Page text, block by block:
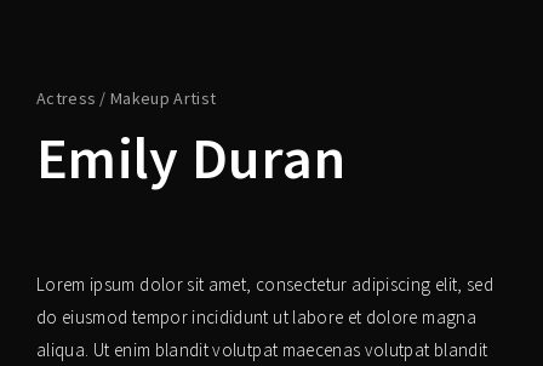
Actress Makeup Artist
Emily Duran
Lorem ipsum dolor sit amet, consectetur adipiscing elit, sed
do eiusmod tempor incididunt ut labore et dolore magna
aliqua. Ut enim blandit volutpat maecenas volutpat blandit
Press Enter / Return to begin your search or hit ESC
Login
Username or Email Address
Password